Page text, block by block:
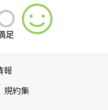
足
報
規約集